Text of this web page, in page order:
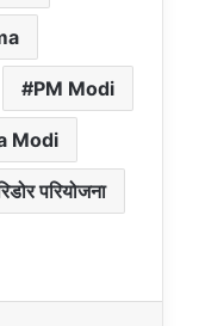
PM Modi
Modi
परियोजना